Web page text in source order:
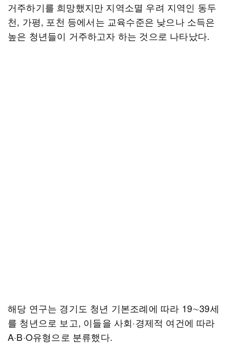
거주하기를 희망했지만 지역소멸 우려 지역인 동두
천, 가평, 포천 등에서는 교육수준은 낮으나 소득은
높은 청년들이 거주하고자 하는 것으로 나타났다.
해당 연구는 경기도 청년 기본조례에 따라 19∼39세
를 청년으로 보고, 이들을 사회·경제적 여건에 따라
A·B·O유형으로 분류했다.